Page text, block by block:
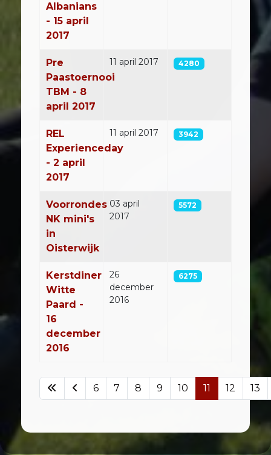
Albanians
- 15 april
2017
Pre
Paastoernooi
TBM - 8
april 2017
11 april 2017 4280
REL
Experienceday
- 2 april
2017
11 april 2017 3942
Voorrondes
NK mini's
in
Oisterwijk
03 april
2017
5572
Kerstdiner
Witte
Paard -
16
december
2016
26
december
2016
6275
Pagina 11 van 23
6 7 8 9 10 11 12 13